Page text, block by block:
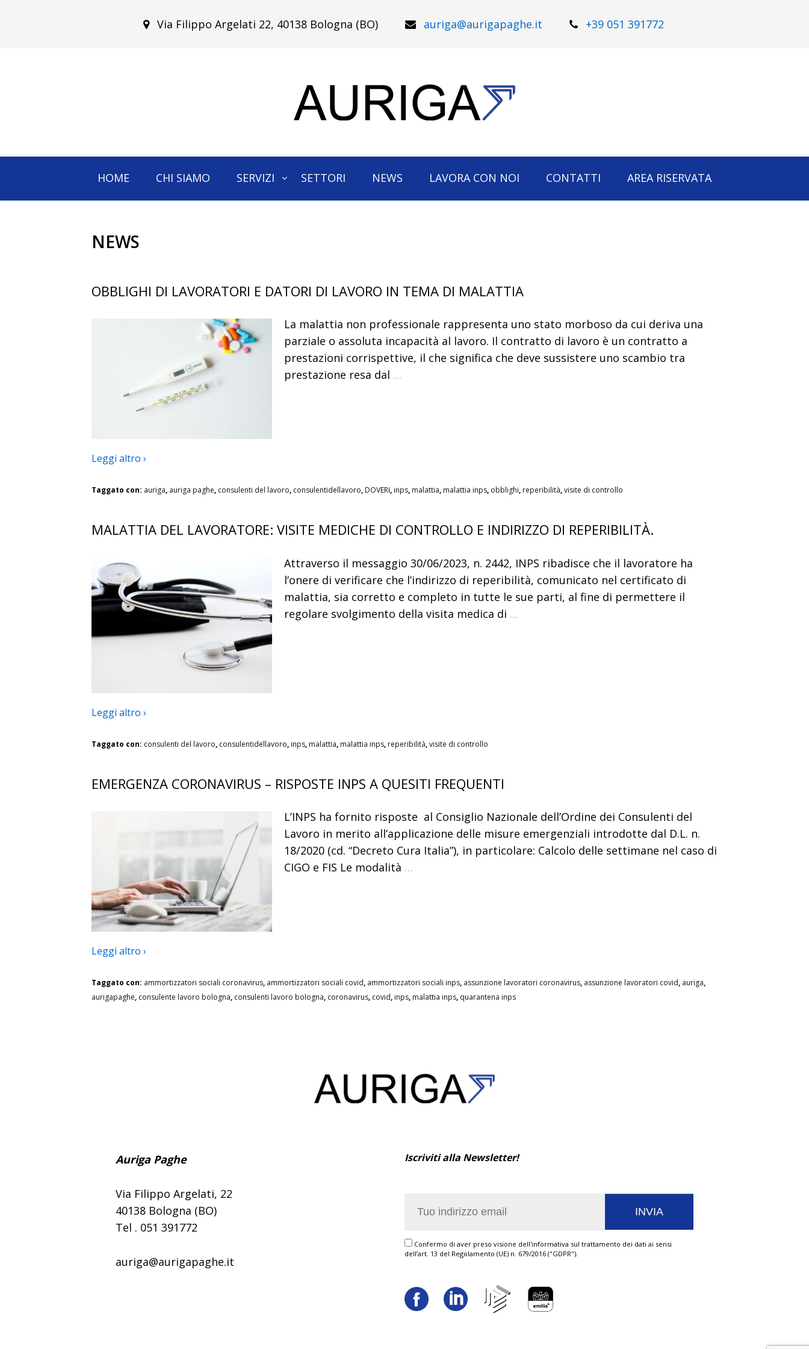
Via Filippo Argelati 22, 40138 Bologna (BO) auriga@aurigapaghe.it +39 051 391772
HOME CHI SIAMO SERVIZI SETTORI NEWS LAVORA CON NOI CONTATTI AREA RISERVATA
NEWS
OBBLIGHI DI LAVORATORI E DATORI DI LAVORO IN TEMA DI MALATTIA
La malattia non professionale rappresenta uno stato morboso da cui deriva una
parziale o assoluta incapacità al lavoro. Il contratto di lavoro è un contratto a
prestazioni corrispettive, il che significa che deve sussistere uno scambio tra
prestazione resa dal …
Leggi altro ›
Taggato con: auriga, auriga paghe, consulenti del lavoro, consulentidellavoro, DOVERI, inps, malattia, malattia inps, obblighi, reperibilità,visite di controllo
MALATTIA DEL LAVORATORE: VISITE MEDICHE DI CONTROLLO E INDIRIZZO DI REPERIBILITÀ.
Attraverso il messaggio 30/06/2023, n. 2442, INPS ribadisce che il lavoratore ha
l’onere di verificare che l’indirizzo di reperibilità, comunicato nel certificato di
malattia, sia corretto e completo in tutte le sue parti, al fine di permettere il
regolare svolgimento della visita medica di …
Leggi altro ›
Taggato con: consulenti del lavoro, consulentidellavoro, inps, malattia, malattia inps, reperibilità,visite di controllo
EMERGENZA CORONAVIRUS – RISPOSTE INPS A QUESITI FREQUENTI
L’INPS ha fornito risposte al Consiglio Nazionale dell’Ordine dei Consulenti del
Lavoro in merito all’applicazione delle misure emergenziali introdotte dal D.L. n.
18/2020 (cd. “Decreto Cura Italia”), in particolare: Calcolo delle settimane nel caso di
CIGO e FIS Le modalità …
Leggi altro ›
Taggato con: ammortizzatori sociali coronavirus, ammortizzatori sociali covid, ammortizzatori sociali inps, assunzione lavoratori coronavirus, assunzione lavoratori covid, auriga,
aurigapaghe, consulente lavoro bologna, consulenti lavoro bologna, coronavirus, covid, inps, malattia inps, quarantena inps
Auriga Paghe
Via Filippo Argelati, 22
40138 Bologna (BO)
Tel . 051 391772
auriga@aurigapaghe.it
Iscriviti alla Newsletter!
Confermo di aver preso visione dell'informativa sul trattamento dei dati ai sensi
dell’art. 13 del Regolamento (UE) n. 679/2016 ("GDPR").